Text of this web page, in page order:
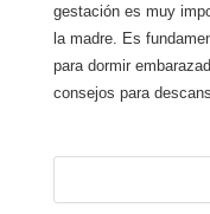
gestación es muy
la madre. Es
para dormir
consejos para